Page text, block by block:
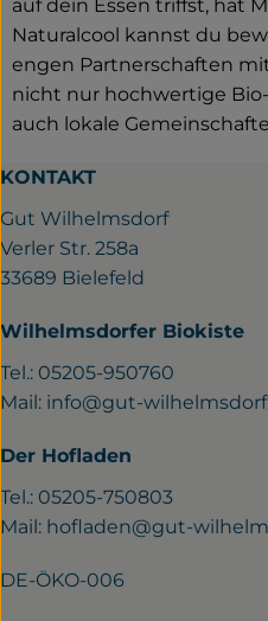
auf dein Essen triffst, hat
Naturalcool kannst du
engen Partnerschaften
nicht nur hochwertige
auch lokale
KONTAKT
Gut Wilhelmsdorf
Verler Str. 258a
33689 Bielefeld
Wilhelmsdorfer Biokiste
Tel.: 05205-950760
Mail: info@gut-
Der Hofladen
Tel.: 05205-750803
Mail: hofladen@gut-
DE-ÖKO-006